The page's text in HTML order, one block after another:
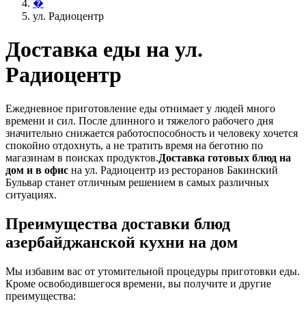
�
ул. Радиоцентр
Доставка еды на ул.
Радиоцентр
Ежедневное приготовление еды отнимает у людей много
времени и сил. После длинного и тяжелого рабочего дня
значительно снижается работоспособность и человеку хочется
спокойно отдохнуть, а не тратить время на беготню по
магазинам в поисках продуктов.Доставка готовых блюд на
дом и в офис на ул. Радиоцентр из ресторанов Бакинский
Бульвар станет отличным решением в самых различных
ситуациях.
Преимущества доставки блюд
азербайджанской кухни на дом
Мы избавим вас от утомительной процедуры приготовки еды.
Кроме освободившегося времени, вы получите и другие
преимущества: